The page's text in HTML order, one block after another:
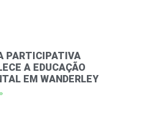
PARTICIPATIVA
A EDUCAÇÃO
EM WANDERLEY